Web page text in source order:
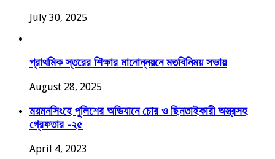
July 30, 2025
প্রাথমিক স্তরের শিক্ষার মানোন্নয়নে মতবিনিময় সভায়
August 28, 2025
ময়মনসিংহে পুলিশের অভিযানে চোর ও ছিনতাইকারী অস্ত্রসহ
গ্রেফতার -২৫
April 4, 2023